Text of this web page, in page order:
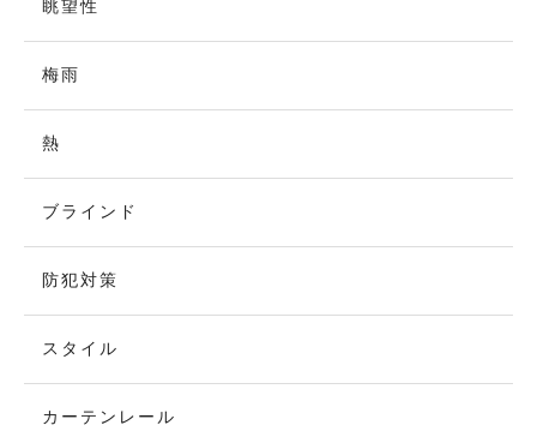
眺望性
梅雨
熱
ブラインド
防犯対策
スタイル
カーテンレール